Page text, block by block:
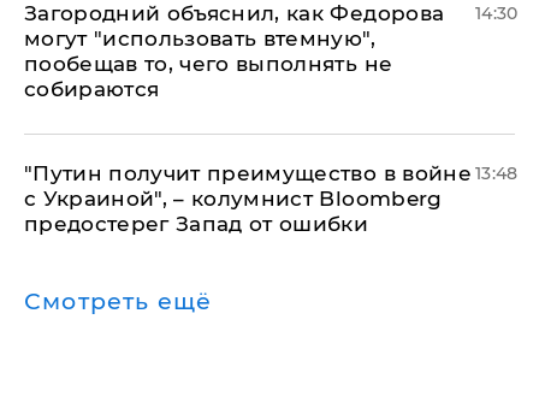
Загородний объяснил, как Федорова
могут "использовать втемную",
пообещав то, чего выполнять не
собираются
14:30
"Путин получит преимущество в войне
с Украиной", – колумнист Bloomberg
предостерег Запад от ошибки
13:48
Смотреть ещё